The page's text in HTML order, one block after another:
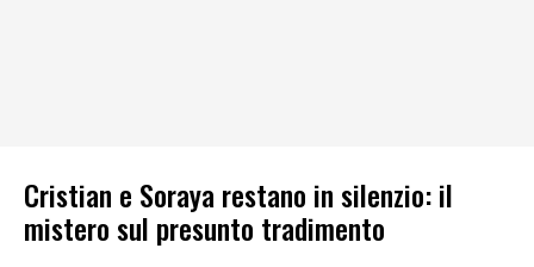
Cristian e Soraya restano in silenzio: il
mistero sul presunto tradimento